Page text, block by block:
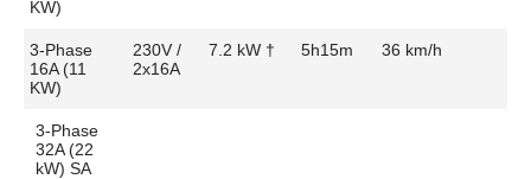
KW)
3-Phase
16A (11
KW)
230V /
2x16A
7.2 kW † 5h15m 36 km/h
3-Phase
32A (22
kW) SA